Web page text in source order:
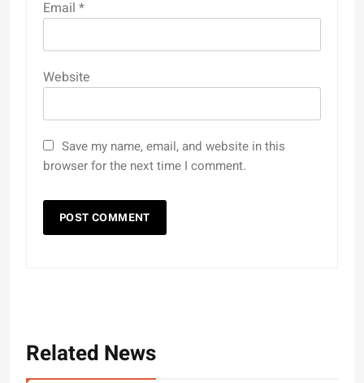
Email *
Website
Save my name, email, and website in this
browser for the next time I comment.
Related News